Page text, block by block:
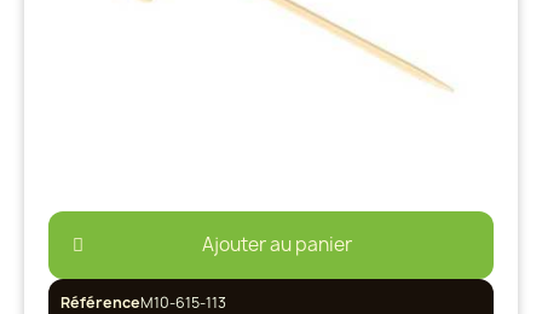
Ajouter au panier
RéférenceM10-615-113